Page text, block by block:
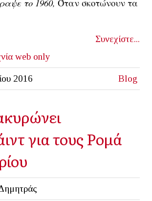
το 1960, Όταν σκοτώνουν τα
Συνεχίστε...
web only
2016 Blog
για τους Ρομά